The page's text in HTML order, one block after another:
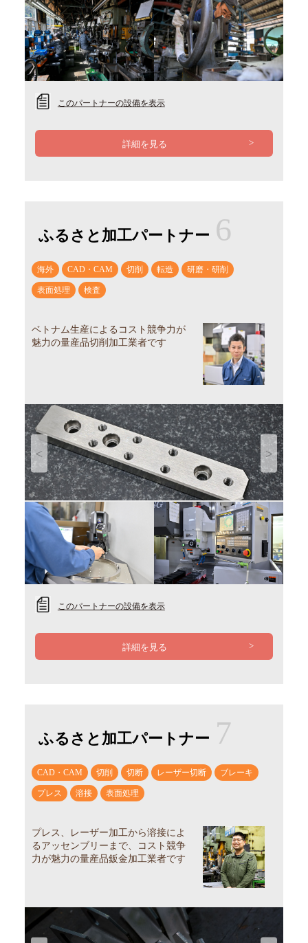
このパートナーの設備を表示
詳細を見る
ふるさと加工パートナー 6
海外 CAD・CAM 切削 転造 研磨・研削
表面処理 検査
ベトナム生産によるコスト競争力が
魅力の量産品切削加工業者です
Previous Next
このパートナーの設備を表示
詳細を見る
ふるさと加工パートナー 7
CAD・CAM 切削 切断 レーザー切断 ブレーキ
プレス 溶接 表面処理
プレス、レーザー加工から溶接によ
るアッセンブリーまで、コスト競争
力が魅力の量産品鈑金加工業者です